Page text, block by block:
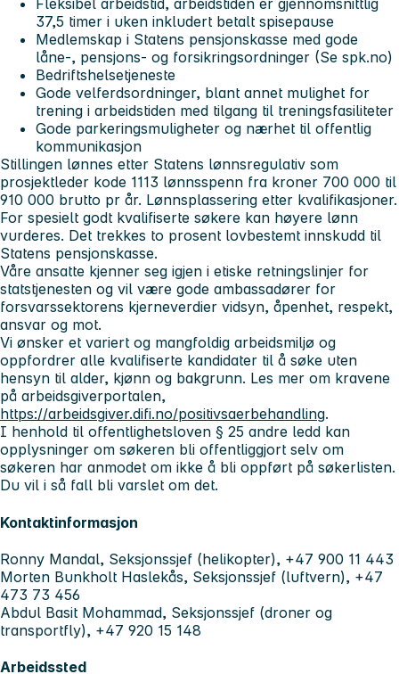
Fleksibel arbeidstid, arbeidstiden er gjennomsnittlig
37,5 timer i uken inkludert betalt spisepause
Medlemskap i Statens pensjonskasse med gode
låne-, pensjons- og forsikringsordninger (Se spk.no)
Bedriftshelsetjeneste
Gode velferdsordninger, blant annet mulighet for
trening i arbeidstiden med tilgang til treningsfasiliteter
Gode parkeringsmuligheter og nærhet til offentlig
kommunikasjon
Stillingen lønnes etter Statens lønnsregulativ som
prosjektleder kode 1113 lønnsspenn fra kroner 700 000 til
910 000 brutto pr år. Lønnsplassering etter kvalifikasjoner.
For spesielt godt kvalifiserte søkere kan høyere lønn
vurderes. Det trekkes to prosent lovbestemt innskudd til
Statens pensjonskasse.
Våre ansatte kjenner seg igjen i etiske retningslinjer for
statstjenesten og vil være gode ambassadører for
forsvarssektorens kjerneverdier vidsyn, åpenhet, respekt,
ansvar og mot.
Vi ønsker et variert og mangfoldig arbeidsmiljø og
oppfordrer alle kvalifiserte kandidater til å søke uten
hensyn til alder, kjønn og bakgrunn. Les mer om kravene
på arbeidsgiverportalen,
https://arbeidsgiver.difi.no/positivsaerbehandling.
I henhold til offentlighetsloven § 25 andre ledd kan
opplysninger om søkeren bli offentliggjort selv om
søkeren har anmodet om ikke å bli oppført på søkerlisten.
Du vil i så fall bli varslet om det.
Kontaktinformasjon
Ronny Mandal, Seksjonssjef (helikopter), +47 900 11 443
Morten Bunkholt Haslekås, Seksjonssjef (luftvern), +47
473 73 456
Abdul Basit Mohammad, Seksjonssjef (droner og
transportfly), +47 920 15 148
Arbeidssted